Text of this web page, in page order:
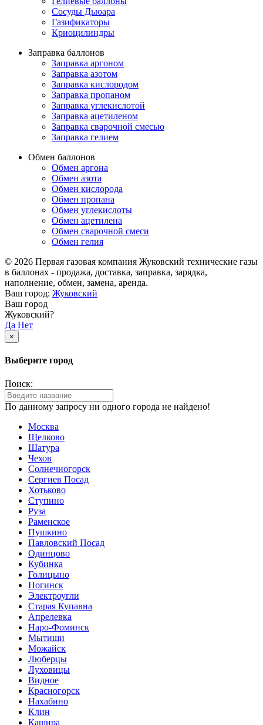
Сосуды Дьюара
Газификаторы
Криоцилиндры
Заправка баллонов
Заправка аргоном
Заправка азотом
Заправка кислородом
Заправка пропаном
Заправка углекислотой
Заправка ацетиленом
Заправка сварочной смесью
Заправка гелием
Обмен баллонов
Обмен аргона
Обмен азота
Обмен кислорода
Обмен пропана
Обмен углекислоты
Обмен ацетилена
Обмен сварочной смеси
Обмен гелия
© 2026 Первая газовая компания Жуковский технические газы
в баллонах - продажа, доставка, заправка, зарядка,
наполнение, обмен, замена, аренда.
Ваш город: Жуковский
Ваш город
Жуковский?
Да Нет
×
Выберите город
Поиск:
По данному запросу ни одного города не найдено!
Москва
Щелково
Шатура
Чехов
Солнечногорск
Сергиев Посад
Хотьково
Ступино
Руза
Раменское
Пушкино
Павловский Посад
Одинцово
Кубинка
Голицыно
Ногинск
Электроугли
Старая Купавна
Апрелевка
Наро-Фоминск
Мытищи
Можайск
Люберцы
Луховицы
Видное
Красногорск
Нахабино
Клин
Кашира